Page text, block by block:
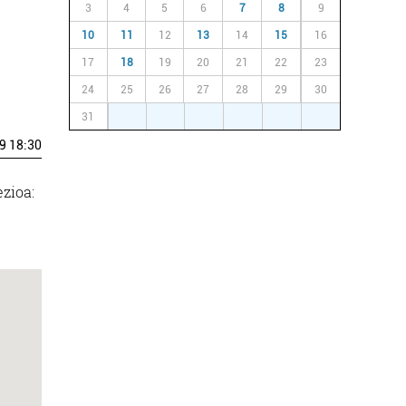
18:30
3 4 5 6 7 8 9
10 11 12 13 14 15 16
17 18 19 20 21 22 23
24 25 26 27 28 29 30
31